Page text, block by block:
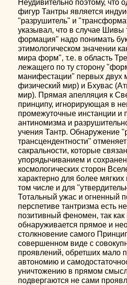
Неудивительно поэтому, что
фигур Тантры является
"разрушитель" и
указывал, что в случае Шивы
формация" надо понимать
этимологическом значении
мира форм", т.е. в область
лежащего по ту сторону
манифестации" первых двух
физический мир) и Бхувас
мир). Прямая апелляция к
принципу, игнорирующая в
промежуточные инстанции и
антиномизма и
учения Тантр. Обнаружение
трансцендентности"
сакральности, которые
упорядычиванием и
космологических сторон
характерно для более
том числе и для
Тотальный ужас и огненный
перспетиве тантризма есть
позитивный феномен, так как
обнаруживается прямое и
столкновение самого
совершенном виде с
проявлений, обретших мало
автономию и
уничтожению в прямом
подвергаются не сами